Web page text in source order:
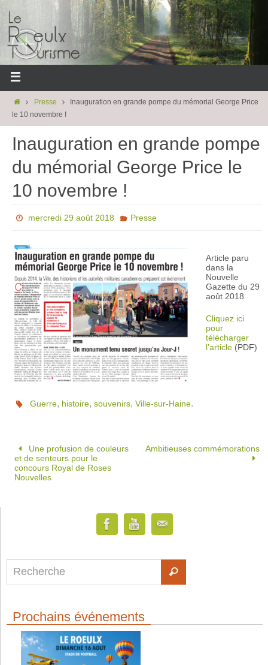
Presse
Inauguration en grande pompe du mémorial George Price
le 10 novembre !
Inauguration en grande pompe
du mémorial George Price le
10 novembre !
mercredi 29 août 2018 Presse
Article paru
dans la
Nouvelle
Gazette du 29
août 2018
Cliquez ici
pour
télécharger
l’article (PDF)
Guerre, histoire,souvenirs,Ville-sur-Haine.
Une profusion de couleurs
et de senteurs pour le
concours Royal de Roses
Nouvelles
Ambitieuses commémorations
Prochains événements